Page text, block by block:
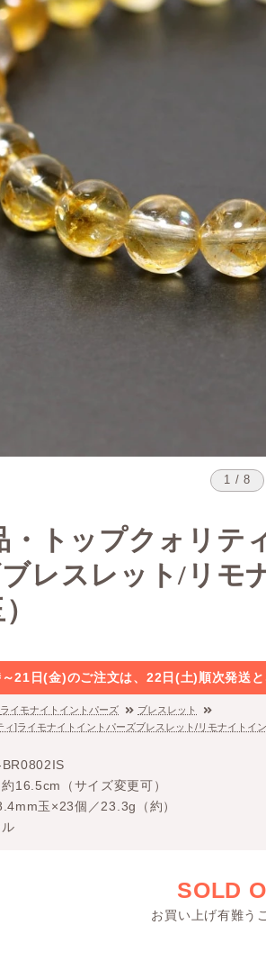
1 / 8
・トップクォリテ
レスレット/リモ
21日(金)のご注文は、22日(土)順次発送と
ライモナイトイントパーズ
ブレスレット
]ライモナイトイントパーズブレスレット/リモナイトイ
16.5cm（サイズ変更可）
玉×23個／23.3g（約）
SOLD
お買い上げ有難う